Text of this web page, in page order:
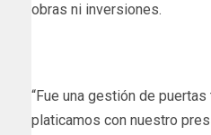
obras ni inversiones.
“Fue una gestión de
platicamos con nuestro